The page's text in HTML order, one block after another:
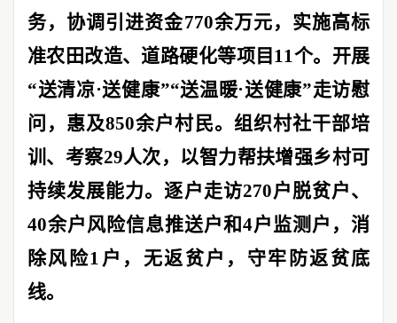
务，协调引进资金770余万元，实施高标
准农田改造、道路硬化等项目 11个。开展
“送清凉·送健康”“送温暖·送健康”走访慰
问，惠及850余户村民。组织村社干部培
训、考察29人次，以智力帮扶增强乡村可
持续发展能力。逐户走访270户脱贫户、
40余户风险信息推送户和4户监测户，消
除风险1 户，无返贫户，守牢防返贫底
线。